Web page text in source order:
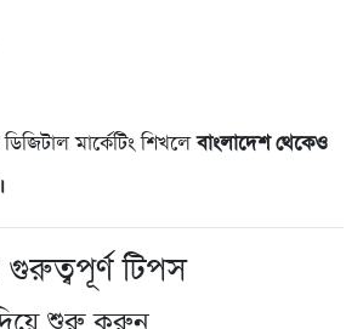
মার্কেটিং শিখলেবাংলাদেশ থেকেও
টিপস